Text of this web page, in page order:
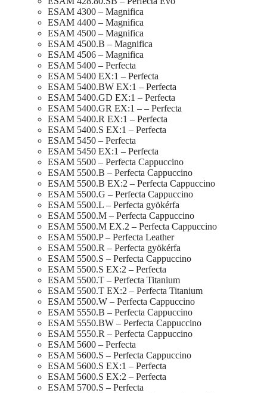
ESAM 4300 – Magnifica
ESAM 4400 – Magnifica
ESAM 4500 – Magnifica
ESAM 4500.B – Magnifica
ESAM 4506 – Magnifica
ESAM 5400 – Perfecta
ESAM 5400 EX:1 – Perfecta
ESAM 5400.BW EX:1 – Perfecta
ESAM 5400.GD EX:1 – Perfecta
ESAM 5400.GR EX:1 – – Perfecta
ESAM 5400.R EX:1 – Perfecta
ESAM 5400.S EX:1 – Perfecta
ESAM 5450 – Perfecta
ESAM 5450 EX:1 – Perfecta
ESAM 5500 – Perfecta Cappuccino
ESAM 5500.B – Perfecta Cappuccino
ESAM 5500.B EX:2 – Perfecta Cappuccino
ESAM 5500.G – Perfecta Cappuccino
ESAM 5500.L – Perfecta gyökérfa
ESAM 5500.M – Perfecta Cappuccino
ESAM 5500.M EX.2 – Perfecta Cappuccino
ESAM 5500.P – Perfecta Leather
ESAM 5500.R – Perfecta gyökérfa
ESAM 5500.S – Perfecta Cappuccino
ESAM 5500.S EX:2 – Perfecta
ESAM 5500.T – Perfecta Titanium
ESAM 5500.T EX:2 – Perfecta Titanium
ESAM 5500.W – Perfecta Cappuccino
ESAM 5550.B – Perfecta Cappuccino
ESAM 5550.BW – Perfecta Cappuccino
ESAM 5550.R – Perfecta Cappuccino
ESAM 5600 – Perfecta
ESAM 5600.S – Perfecta Cappuccino
ESAM 5600.S EX:1 – Perfecta
ESAM 5600.S EX:2 – Perfecta
ESAM 5700.S – Perfecta